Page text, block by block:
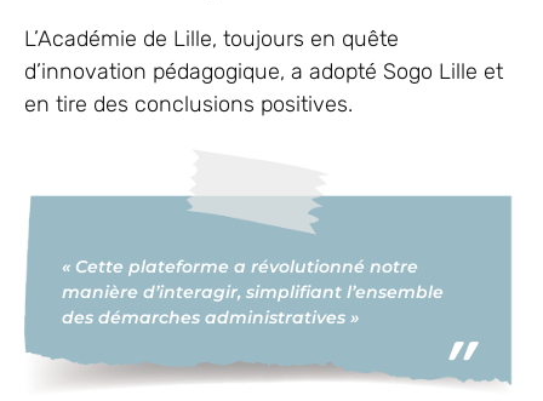
L’Académie de Lille, toujours en quête
d’innovation pédagogique, a adopté Sogo Lille et
en tire des conclusions positives.
« Cette plateforme a révolutionné notre
manière d’interagir, simplifiant l’ensemble
des démarches administratives »